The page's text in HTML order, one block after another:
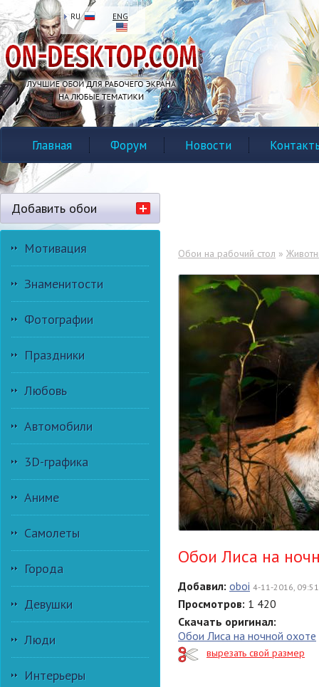
RU ENG
Главная Форум Новости
Добавить обои
Мотивация
Знаменитости
Фотографии
Праздники
Любовь
Автомобили
3D-графика
Аниме
Самолеты
Города
Девушки
Люди
Интерьеры
Обои на рабочий стол »
Обои Лиса на
Добавил: oboi 4-11-2016, 09:51
Просмотров: 1 420
Скачать оригинал:
Обои Лиса на ночной охоте
вырезать свой размер